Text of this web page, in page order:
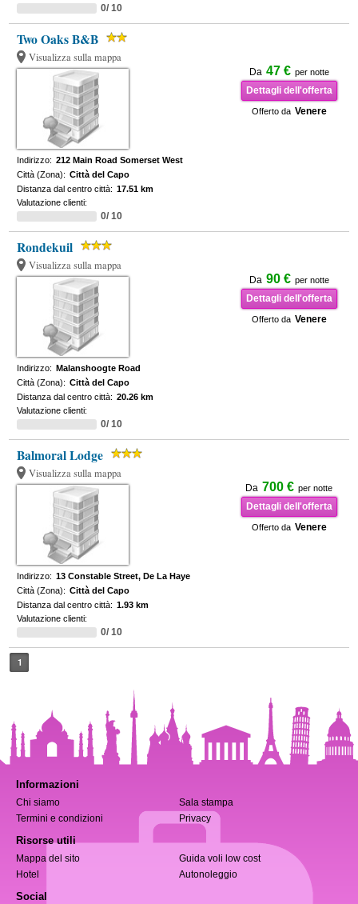
0/ 10
Two Oaks B&B
Visualizza sulla mappa
Da 47 € per notte
Dettagli dell'offerta
Offerto da Venere
Indirizzo: 212 Main Road Somerset West
Città (Zona): Città del Capo
Distanza dal centro città: 17.51 km
Valutazione clienti:
0/ 10
Rondekuil
Visualizza sulla mappa
Da 90 € per notte
Dettagli dell'offerta
Offerto da Venere
Indirizzo: Malanshoogte Road
Città (Zona): Città del Capo
Distanza dal centro città: 20.26 km
Valutazione clienti:
0/ 10
Balmoral Lodge
Visualizza sulla mappa
Da 700 € per notte
Dettagli dell'offerta
Offerto da Venere
Indirizzo: 13 Constable Street, De La Haye
Città (Zona): Città del Capo
Distanza dal centro città: 1.93 km
Valutazione clienti:
0/ 10
1
Informazioni
Chi siamo
Sala stampa
Termini e condizioni
Privacy
Risorse utili
Mappa del sito
Guida voli low cost
Hotel
Autonoleggio
Social